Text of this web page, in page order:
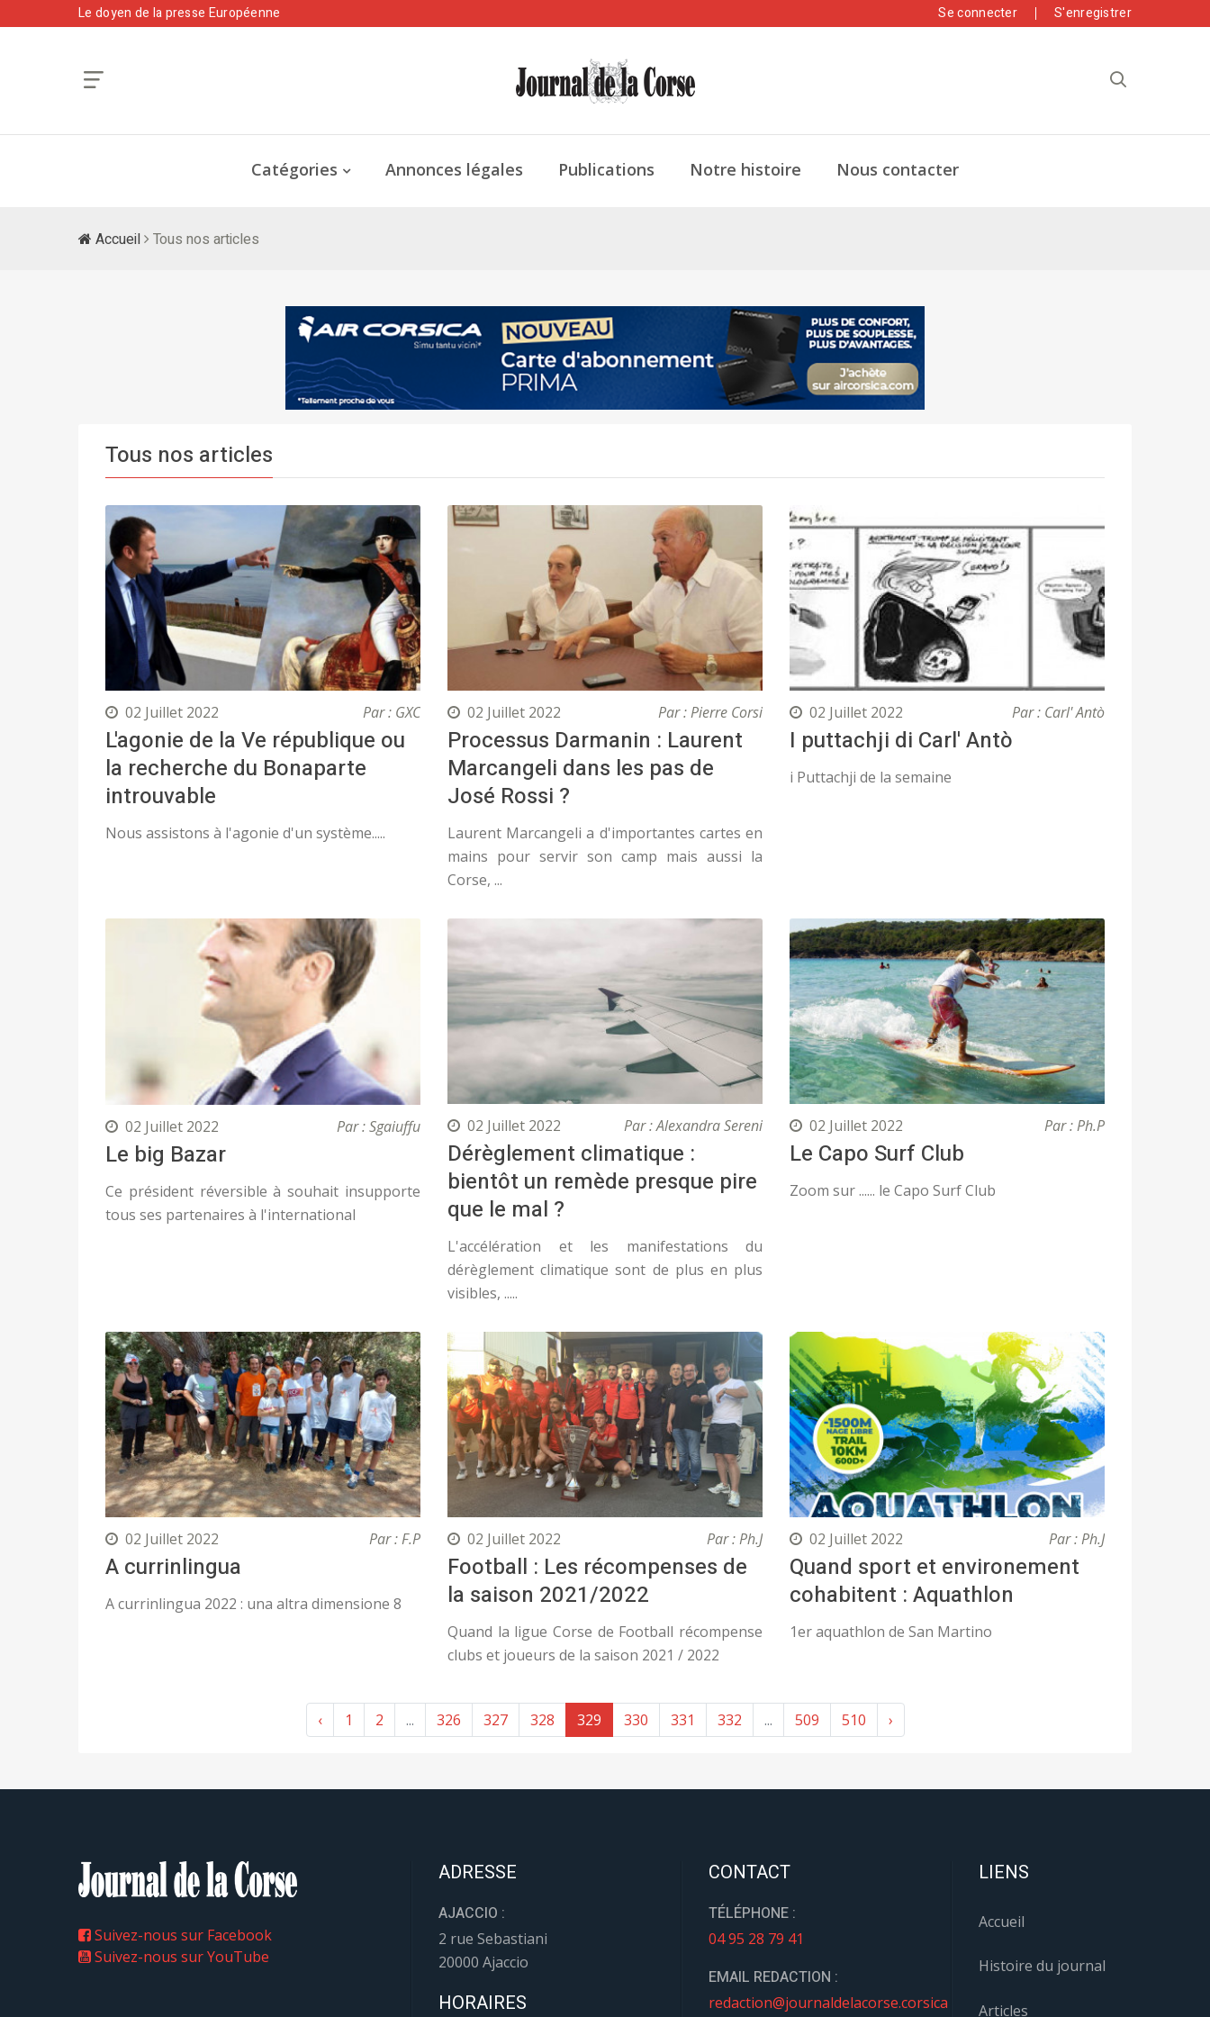
Le doyen de la presse Européenne Se connecter S'enregistrer
Catégories Annonces légales Publications Notre histoire Nous contacter
Accueil Tous nos articles
Tous nos articles
02 Juillet 2022 Par : GXC
L'agonie de la Ve république ou
la recherche du Bonaparte
introuvable
Nous assistons à l'agonie d'un système.....
02 Juillet 2022 Par : Pierre Corsi
Processus Darmanin : Laurent
Marcangeli dans les pas de
José Rossi ?
Laurent Marcangeli a d'importantes cartes en
mains pour servir son camp mais aussi la
Corse, ...
02 Juillet 2022 Par : Carl' Antò
I puttachji di Carl' Antò
i Puttachji de la semaine
02 Juillet 2022 Par : Sgaiuffu
Le big Bazar
Ce président réversible à souhait insupporte
tous ses partenaires à l'international
02 Juillet 2022 Par : Alexandra Sereni
Dérèglement climatique :
bientôt un remède presque pire
que le mal ?
L'accélération et les manifestations du
dérèglement climatique sont de plus en plus
visibles, .....
02 Juillet 2022 Par : Ph.P
Le Capo Surf Club
Zoom sur ...... le Capo Surf Club
02 Juillet 2022 Par : F.P
A currinlingua
A currinlingua 2022 : una altra dimensione 8
02 Juillet 2022 Par : Ph.J
Football : Les récompenses de
la saison 2021/2022
Quand la ligue Corse de Football récompense
clubs et joueurs de la saison 2021 / 2022
02 Juillet 2022 Par : Ph.J
Quand sport et environement
cohabitent : Aquathlon
1er aquathlon de San Martino
‹ 1 2 ... 326 327 328 329 330 331 332 ... 509 510 ›
Suivez-nous sur Facebook
Suivez-nous sur YouTube
ADRESSE
AJACCIO :
2 rue Sebastiani
20000 Ajaccio
HORAIRES
CONTACT
TÉLÉPHONE :
04 95 28 79 41
EMAIL REDACTION :
redaction@journaldelacorse.corsica
LIENS
Accueil
Histoire du journal
Articles